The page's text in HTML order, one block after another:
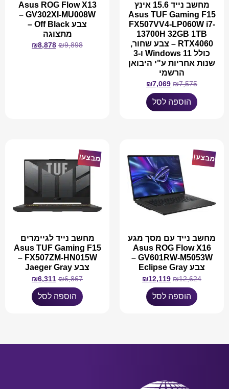
מחשב נייד 15.6 אינץ
Asus TUF Gaming F15
FX507VV4-LP060W i7-
13700H 32GB 1TB
RTX4060 – צבע שחור,
כולל Windows 11 ו-3
שנות אחריות ע"י היבואן
הרשמי
₪7,575
₪7,069
הוספה לסל
Asus ROG Flow X13
GV302XI-MU008W –
צבע Off Black –
מתצוגה
₪9,898
₪8,878
מבצע!
מחשב נייד עם מסך מגע
Asus ROG Flow X16
GV601RW-M5053W –
צבע Eclipse Gray
₪12,624
₪12,119
הוספה לסל
מבצע!
מחשב נייד לגיימרים
Asus TUF Gaming F15
FX507ZM-HN015W –
צבע Jaeger Gray
₪6,867
₪6,311
הוספה לסל